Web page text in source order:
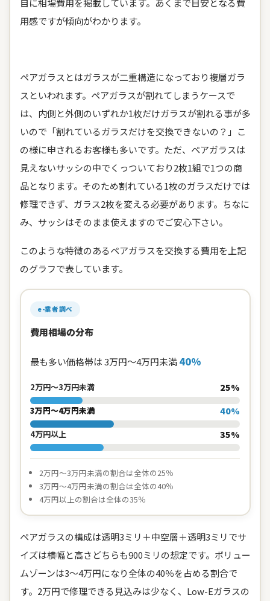
自に相場費用を掲載しています。あくまで目安となる費
用感ですが傾向がわかります。
ペアガラスとはガラスが二重構造になっており複層ガラ
スといわれます。ペアガラスが割れてしまうケースで
は、内側と外側のいずれか1枚だけガラスが割れる事が多
いので「割れているガラスだけを交換できないの？」こ
の様に申されるお客様も多いです。ただ、ペアガラスは
見えないサッシの中でくっついており2枚1組で1つの商
品となります。そのため割れている1枚のガラスだけでは
修理できず、ガラス2枚を変える必要があります。ちなに
み、サッシはそのまま使えますのでご安心下さい。
このような特徴のあるペアガラスを交換する費用を上記
のグラフで表しています。
e-業者調べ
費用相場の分布
最も多い価格帯は 3万円～4万円未満40%
2万円～3万円未満 25%
3万円～4万円未満 40%
4万円以上 35%
2万円～3万円未満の割合は全体の25％
3万円～4万円未満の割合は全体の40％
4万円以上の割合は全体の35％
ペアガラスの構成は透明3ミリ＋中空層＋透明3ミリでサ
イズは横幅と高さどちらも900ミリの想定です。ボリュー
ムゾーンは3～4万円になり全体の40％を占める割合で
す。2万円で修理できる見込みは少なく、Low-Eガラスの